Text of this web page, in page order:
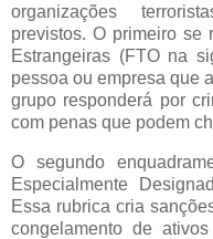
organizações
previstos. O primeiro se
Estrangeiras (FTO na
pessoa ou empresa que
grupo responderá por
com penas que podem
O segundo
Especialmente
Essa rubrica cria
congelamento de